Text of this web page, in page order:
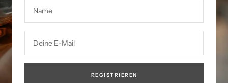
Name
Deine E-Mail
REGISTRIEREN